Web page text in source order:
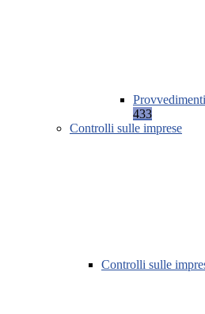
433
Controlli sulle imprese
Controlli sulle